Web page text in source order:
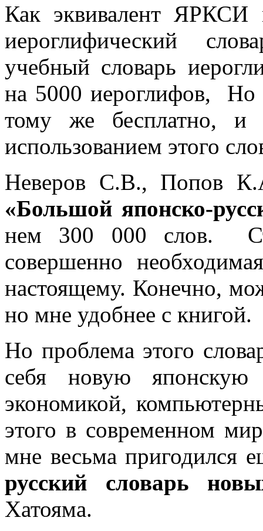
Как эквивалент ЯРКСИ
иероглифический
учебный словарь
на 5000 иероглифов,
тому же бесплатно,
использованием этого
Неверов С.В., Попов
«Большой японско-
нем 300 000 слов.
совершенно
настоящему. Конечно,
но мне удобнее с книгой.
Но проблема этого
себя новую японскую
экономикой,
этого в современном
мне весьма пригодился
русский словарь
Хатояма.